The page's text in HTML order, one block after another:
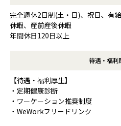
完全週休2日制(土・日)、祝日、有
休暇、産前産後休暇
年間休日120日以上
待遇・福利
【待遇・福利厚生】
・定期健康診断
・ワーケーション推奨制度
・WeWorkフリードリンク